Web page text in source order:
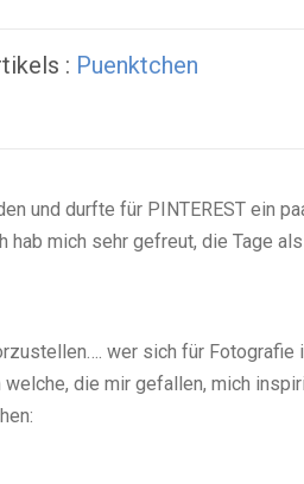
: Puenktchen
und durfte für PINTEREST ein
hab mich sehr gefreut, die Tage
wer sich für
welche, die mir gefallen, mich